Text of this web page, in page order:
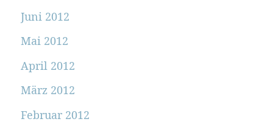
Juni 2012
Mai 2012
April 2012
März 2012
Februar 2012